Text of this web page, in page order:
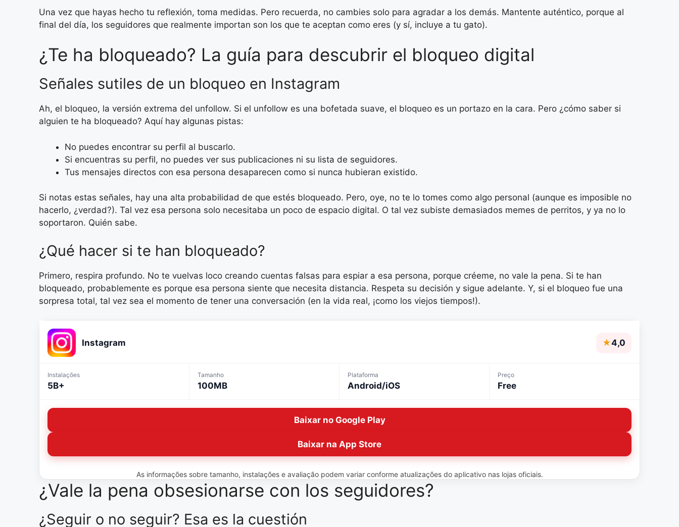
Una vez que hayas hecho tu reflexión, toma medidas. Pero recuerda, no cambies solo para agradar a los demás. Mantente auténtico, porque al
final del día, los seguidores que realmente importan son los que te aceptan como eres (y sí, incluye a tu gato).
¿Te ha bloqueado? La guía para descubrir el bloqueo digital
Señales sutiles de un bloqueo en Instagram
Ah, el bloqueo, la versión extrema del unfollow. Si el unfollow es una bofetada suave, el bloqueo es un portazo en la cara. Pero ¿cómo saber si
alguien te ha bloqueado? Aquí hay algunas pistas:
No puedes encontrar su perfil al buscarlo.
Si encuentras su perfil, no puedes ver sus publicaciones ni su lista de seguidores.
Tus mensajes directos con esa persona desaparecen como si nunca hubieran existido.
Si notas estas señales, hay una alta probabilidad de que estés bloqueado. Pero, oye, no te lo tomes como algo personal (aunque es imposible no
hacerlo, ¿verdad?). Tal vez esa persona solo necesitaba un poco de espacio digital. O tal vez subiste demasiados memes de perritos, y ya no lo
soportaron. Quién sabe.
¿Qué hacer si te han bloqueado?
Primero, respira profundo. No te vuelvas loco creando cuentas falsas para espiar a esa persona, porque créeme, no vale la pena. Si te han
bloqueado, probablemente es porque esa persona siente que necesita distancia. Respeta su decisión y sigue adelante. Y, si el bloqueo fue una
sorpresa total, tal vez sea el momento de tener una conversación (en la vida real, ¡como los viejos tiempos!).
Instagram ★4,0
Instalações
5B+
Tamanho
100MB
Plataforma
Android/iOS
Preço
Free
Baixar no Google Play
Baixar na App Store
As informações sobre tamanho, instalações e avaliação podem variar conforme atualizações do aplicativo nas lojas oficiais.
¿Vale la pena obsesionarse con los seguidores?
¿Seguir o no seguir? Esa es la cuestión